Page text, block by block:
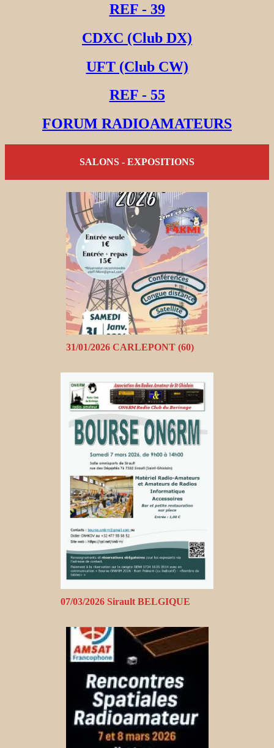
REF - 39
CDXC (Club DX)
UFT (Club CW)
REF - 55
FORUM RADIOAMATEURS
SALONS - EXPOSITIONS
31/01/2026 CARLEPONT (60)
07/03/2026 Sirault BELGIQUE